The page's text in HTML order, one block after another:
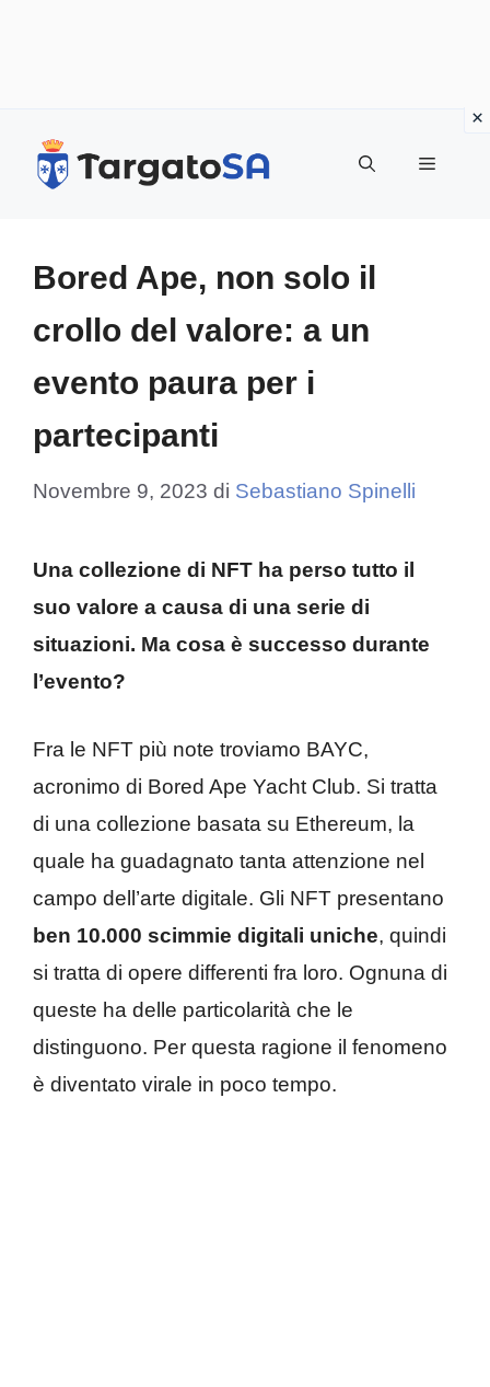
Menu
Bored Ape, non solo il
crollo del valore: a un
evento paura per i
partecipanti
Novembre 9, 2023 di Sebastiano Spinelli
Una collezione di NFT ha perso tutto il
suo valore a causa di una serie di
situazioni. Ma cosa è successo durante
l’evento?
Fra le NFT più note troviamo BAYC,
acronimo di Bored Ape Yacht Club. Si tratta
di una collezione basata su Ethereum, la
quale ha guadagnato tanta attenzione nel
campo dell’arte digitale. Gli NFT presentano
ben 10.000 scimmie digitali uniche, quindi
si tratta di opere differenti fra loro. Ognuna di
queste ha delle particolarità che le
distinguono. Per questa ragione il fenomeno
è diventato virale in poco tempo.